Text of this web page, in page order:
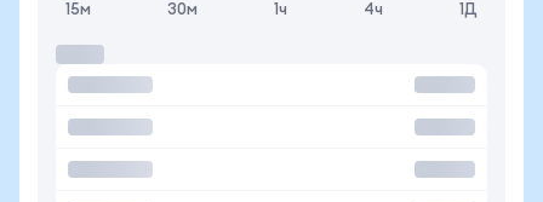
15м 30м 1ч 4ч 1Д